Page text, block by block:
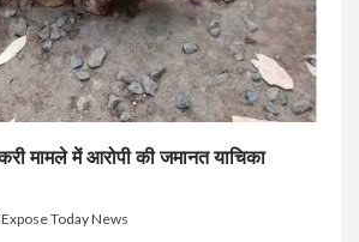
मामले में आरोपी की जमानत याचिका
Expose Today News